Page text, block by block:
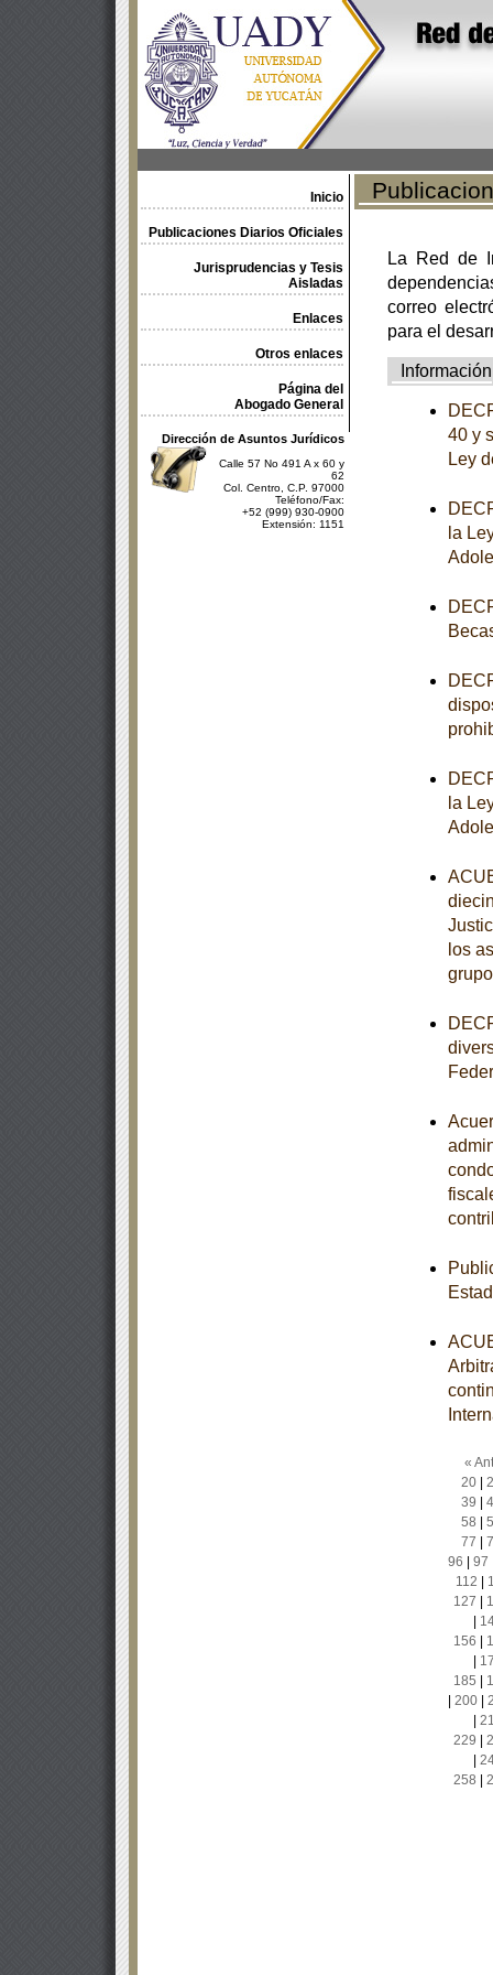
Inicio
Publicaciones Diarios Oficiales
Jurisprudencias y Tesis
Aisladas
Enlaces
Otros enlaces
Página del
Abogado General
Dirección de Asuntos Jurídicos
Calle 57 No 491 A x 60 y
62
Col. Centro, C.P. 97000
Teléfono/Fax:
+52 (999) 930-0900
Extensión: 1151
La Red de
correo
para el
Información
40 y
Ley
la
la
los
«
20|
39
58
77
96
97
112
127
156
185
200|
229
258